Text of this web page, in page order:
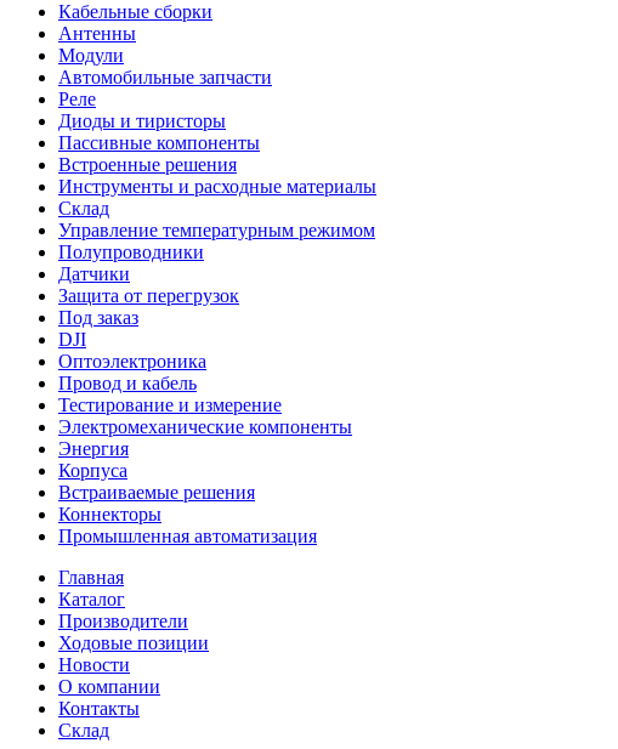
Кабельные сборки
Антенны
Модули
Автомобильные запчасти
Реле
Диоды и тиристоры
Пассивные компоненты
Встроенные решения
Инструменты и расходные материалы
Склад
Управление температурным режимом
Полупроводники
Датчики
Защита от перегрузок
Под заказ
DJI
Оптоэлектроника
Провод и кабель
Тестирование и измерение
Электромеханические компоненты
Энергия
Корпуса
Встраиваемые решения
Коннекторы
Промышленная автоматизация
Главная
Каталог
Производители
Ходовые позиции
Новости
О компании
Контакты
Склад